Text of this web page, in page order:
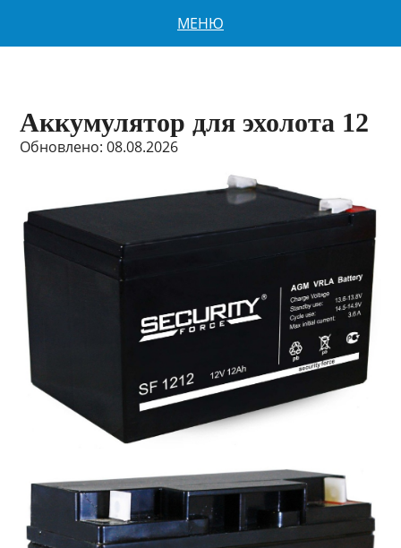
МЕНЮ
Аккумулятор для эхолота 12
Обновлено: 08.08.2026